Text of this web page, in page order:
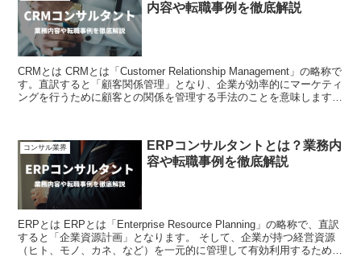
内容や転職事例を徹底解説
CRMとは CRMとは「Customer Relationship Management」の略称で
す。直訳すると「顧客関係管理」となり、企業が効率的にマーケティ
ングを行うために顧客との関係を管理する手法のことを意味します。
コンサル業界
ERPコンサルタントとは？業務内
容や転職事例を徹底解説
ERPとは ERPとは「Enterprise Resource Planning」の略称で、直訳
すると「企業資源計画」となります。 そして、企業が持つ経営資源
（ヒト、モノ、カネ、など）を一元的に管理して有効利用するための